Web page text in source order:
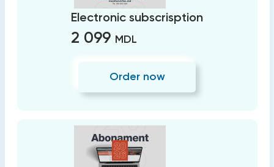
Electronic subscrisption
2 099 MDL
Order now